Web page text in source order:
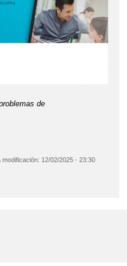
de
modificación: 12/02/2025 - 23:30